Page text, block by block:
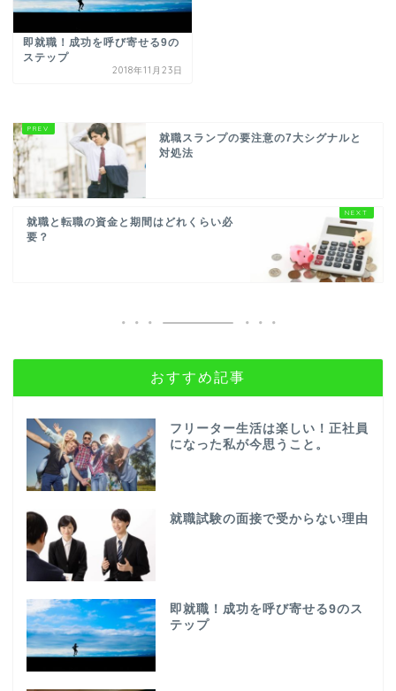
即就職！成功を呼び寄せる9の
ステップ
2018年11月23日
就職スランプの要注意の7大シグナルと
対処法
就職と転職の資金と期間はどれくらい必
要？
おすすめ記事
フリーター生活は楽しい！正社員
になった私が今思うこと。
就職試験の面接で受からない理由
即就職！成功を呼び寄せる9のス
テップ